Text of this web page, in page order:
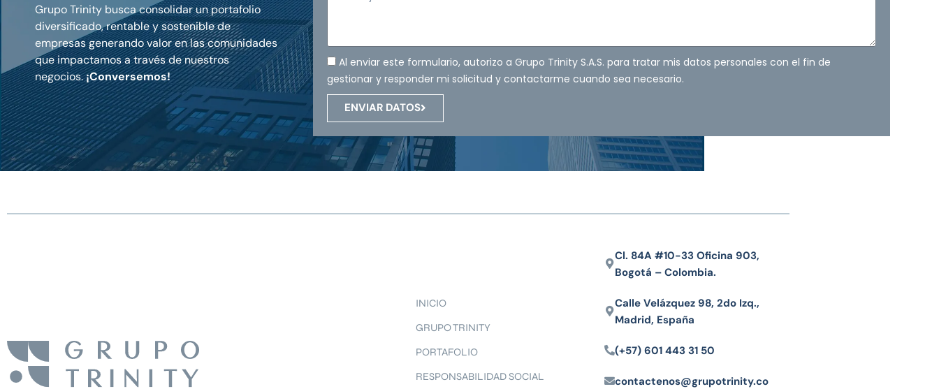
Grupo Trinity busca consolidar un portafolio
diversificado, rentable y sostenible de
empresas generando valor en las comunidades
que impactamos a través de nuestros
negocios.¡Conversemos!
Al enviar este formulario, autorizo a Grupo Trinity S.A.S. para tratar mis datos personales con el fin de
gestionar y responder mi solicitud y contactarme cuando sea necesario.
ENVIAR DATOS
INICIO
GRUPO TRINITY
PORTAFOLIO
RESPONSABILIDAD SOCIAL
Cl. 84A #10-33 Oficina 903,
Bogotá – Colombia.
Calle Velázquez 98, 2do Izq.,
Madrid, España
(+57) 601 443 31 50
contactenos@grupotrinity.co